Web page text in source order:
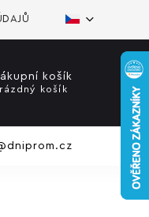
košík
košík